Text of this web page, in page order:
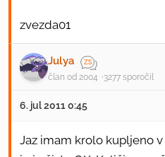
zvezda01
Julya
član od 2004 3277 sporočil
6. jul 2011 0:45
Jaz imam krolo kupljeno